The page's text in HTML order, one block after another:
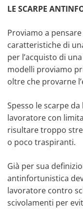
LE SCARPE
Proviamo a
caratteristiche di
per l’acquisto di
modelli proviamo
oltre che provarne
Spesso le scarpe
lavoratore con
risultare troppo
o poco traspiranti.
Già per sua
antinfortunistica
lavoratore contro
scivolamenti per